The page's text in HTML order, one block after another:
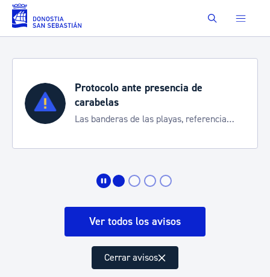
Saltar al contenido principal Buscar
Protocolo ante presencia de
carabelas
Las banderas de las playas, referencia
Ver todos los avisos
Cerrar avisos